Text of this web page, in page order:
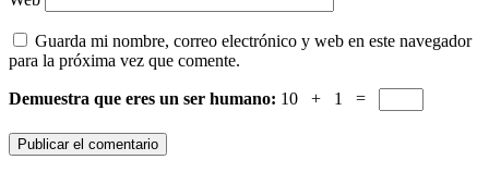
Guarda mi nombre, correo electrónico y web en este navegador
para la próxima vez que comente.
Demuestra que eres un ser humano: 10 + 1 =